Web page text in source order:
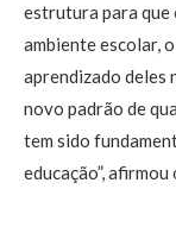
estrutura para que
ambiente escolar,
aprendizado deles
novo padrão de
tem sido
educação”,